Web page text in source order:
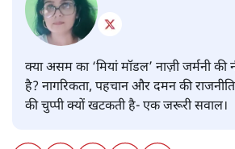
क्या असम का ‘मियां मॉडल’ नाज़ी जर्मनी की
है? नागरिकता, पहचान और दमन की
की चुप्पी क्यों खटकती है- एक जरूरी सवाल।